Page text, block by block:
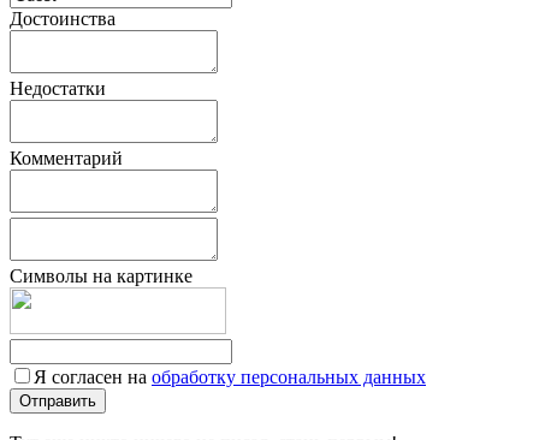
Достоинства
Недостатки
Комментарий
Символы на картинке
Я согласен на обработку персональных данных